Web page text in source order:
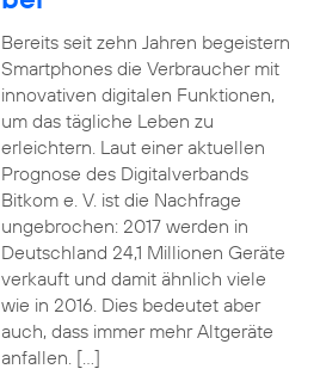
Bereits seit zehn Jahren begeistern
Smartphones die Verbraucher mit
innovativen digitalen Funktionen,
um das tägliche Leben zu
erleichtern. Laut einer aktuellen
Prognose des Digitalverbands
Bitkom e. V. ist die Nachfrage
ungebrochen: 2017 werden in
Deutschland 24,1 Millionen Geräte
verkauft und damit ähnlich viele
wie in 2016. Dies bedeutet aber
auch, dass immer mehr Altgeräte
anfallen. […]